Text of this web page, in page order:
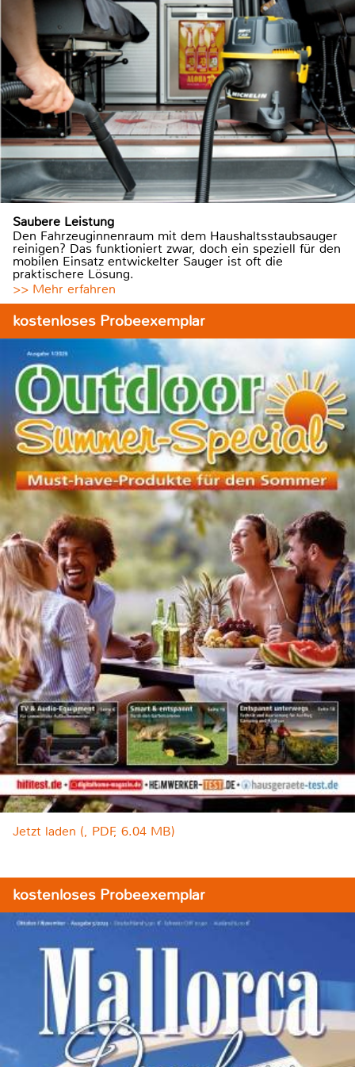
Saubere Leistung
Den Fahrzeuginnenraum mit dem Haushaltsstaubsauger
reinigen? Das funktioniert zwar, doch ein speziell für den
mobilen Einsatz entwickelter Sauger ist oft die
praktischere Lösung.
>> Mehr erfahren
kostenloses Probeexemplar
Jetzt laden (, PDF, 6.04 MB)
kostenloses Probeexemplar